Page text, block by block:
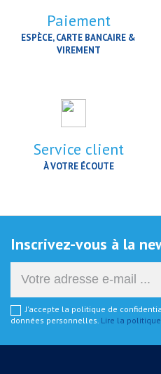
Paiement
ESPÈCE, CARTE BANCAIRE &
VIREMENT
Service client
À VOTRE ÉCOUTE
Inscrivez-vous à la
J'accepte la politique de
données personnelles. Lire la